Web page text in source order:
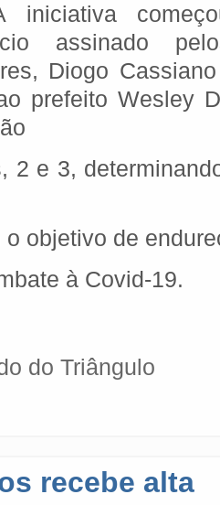
iniciativa
assinado
Diogo
prefeito Wesley
2 e 3,
o objetivo de
à Covid-19.
do Triângulo
recebe alta